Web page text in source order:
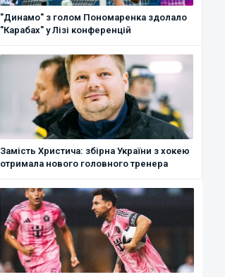
"Динамо" з голом Пономаренка здолало
"Карабах" у Лізі конференцій
Замість Христича: збірна України з хокею
отримала нового головного тренера